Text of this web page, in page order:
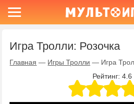
Игра Тролли: Розочка
Главная — Игры Тролли — Игра
Рейтинг: 4.6